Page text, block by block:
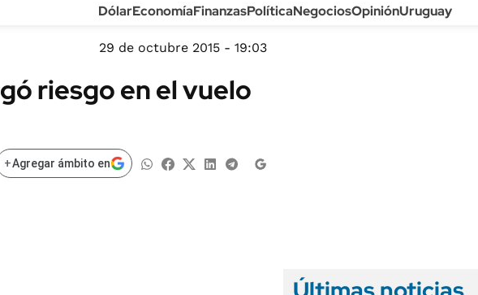
TECNOLOGÍA
MÉXICO
MUNDO
DólarEconomíaFinanzasPolíticaNegociosOpiniónUruguay
29 de octubre 2015 - 19:03
riesgo en el vuelo
+Agregar ámbito en